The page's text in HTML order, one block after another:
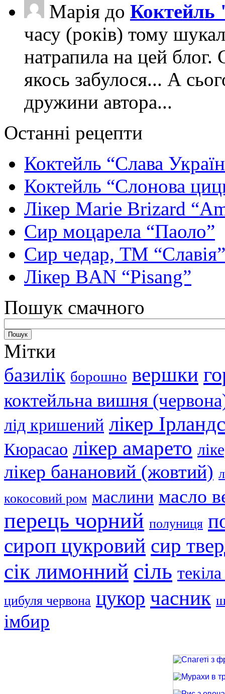
Марія до Коктейль
часу (років) тому
натрапила на цей блог.
якось забулося... А
дружини автора...
Останні рецепти
Коктейль “Слава
Коктейль “Слонова
Лікер Marie Brizard
Сир моцарела “Паоло”
Сир чедар, ТМ “Славія”
Лікер BAN “Pisang”
Пошук смачного
Мітки
базилік борошно вершки
коктейльна вишня
лід кришений лікер
Кюрасао лікер амарето
лікер банановий (жовтий)
кокосовий ром маслини масло
перець чорний полуниця
сироп цукровий сир
сік лимонний сіль
цибуля червона цукор часник
імбир